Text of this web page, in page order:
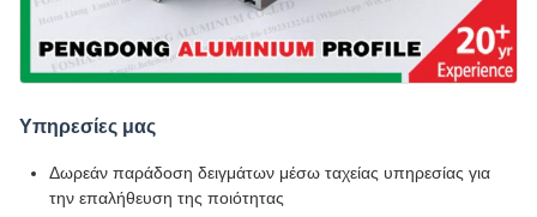
Υπηρεσίες μας
Δωρεάν παράδοση δειγμάτων μέσω ταχείας υπηρεσίας για
την επαλήθευση της ποιότητας